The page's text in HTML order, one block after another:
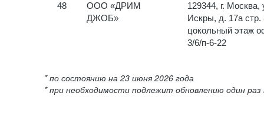
ООО «ДРИМ
ДЖОБ»
129344, г. Москва,
Искры, д. 17а стр.
цокольный этаж
3/6/п-6-22
* по состоянию на 23 июня 2026 года
* при необходимости подлежит обновлению один раз